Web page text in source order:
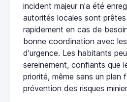
incident majeur n'a été
autorités locales sont
rapidement en cas de
bonne coordination avec
d'urgence. Les habitants
sereinement, confiants que
priorité, même sans un plan
prévention des risques